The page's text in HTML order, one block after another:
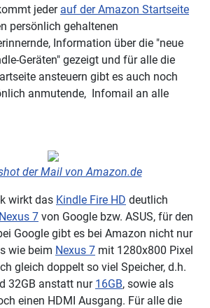
jeder auf der Amazon Startseite
persönlich gehaltenen
Information über die "neue
Geräten" gezeigt und für alle die
ansteuern gibt es auch noch
anmutende, Infomail an alle
der Mail von Amazon.de
wirkt das Kindle Fire HD deutlich
Nexus 7 von Google bzw. ASUS, für den
Google gibt es bei Amazon nicht nur
wie beim Nexus 7 mit 1280x800 Pixel
gleich doppelt so viel Speicher, d.h.
32GB anstatt nur 16GB, sowie als
einen HDMI Ausgang. Für alle die